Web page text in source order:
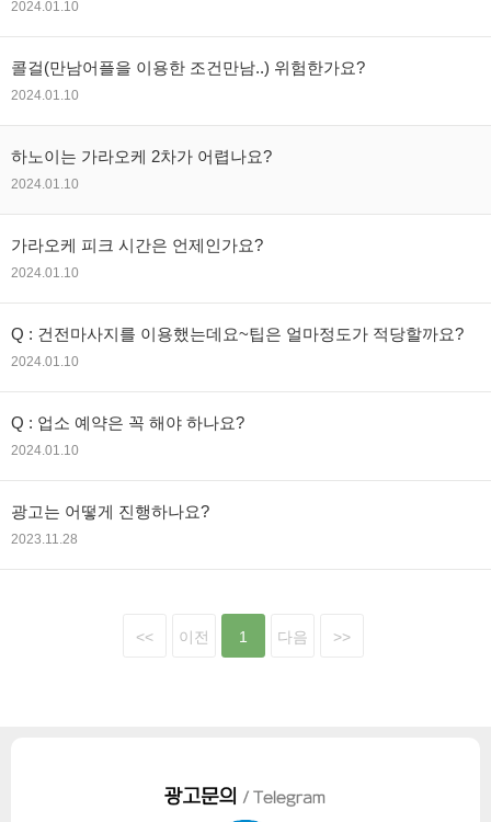
2024.01.10
콜걸(만남어플을 이용한 조건만남..) 위험한가요?
2024.01.10
하노이는 가라오케 2차가 어렵나요?
2024.01.10
가라오케 피크 시간은 언제인가요?
2024.01.10
Q : 건전마사지를 이용했는데요~팁은 얼마정도가 적당할까요?
2024.01.10
Q : 업소 예약은 꼭 해야 하나요?
2024.01.10
광고는 어떻게 진행하나요?
2023.11.28
<< 이전 1 다음 >>